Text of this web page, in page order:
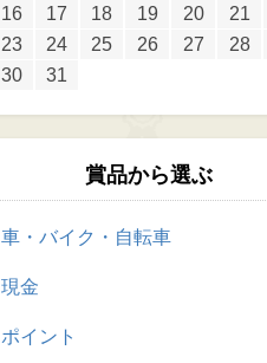
16
17 18 19 20 21
23
24 25 26 27 28
30
31
賞品から選ぶ
車・バイク・自転車
現金
ポイント